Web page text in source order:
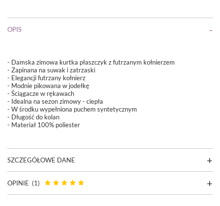
OPIS
- Damska zimowa kurtka płaszczyk z futrzanym kołnierzem
- Zapinana na suwak i zatrzaski
- Elegancji futrzany kołnierz
- Modnie pikowana w jodełkę
- Ściągacze w rękawach
- Idealna na sezon zimowy - ciepła
- W środku wypełniona puchem syntetycznym
- Długość do kolan
- Materiał 100% poliester
SZCZEGÓŁOWE DANE
OPINIE (1)